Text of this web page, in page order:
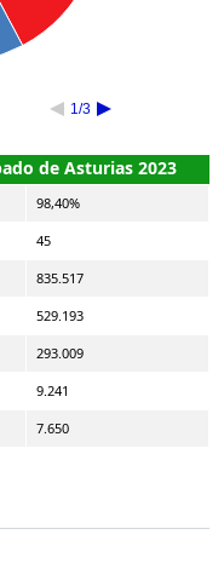
1/3
de Asturias 2023
98,40%
45
835.517
529.193
293.009
9.241
7.650